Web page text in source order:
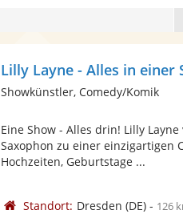
Lilly Layne - Alles in einer
Showkünstler, Comedy/Komik
Eine Show - Alles drin! Lilly
Saxophon zu einer einzigartigen
Hochzeiten, Geburtstage ...
Standort: Dresden (DE)- 126